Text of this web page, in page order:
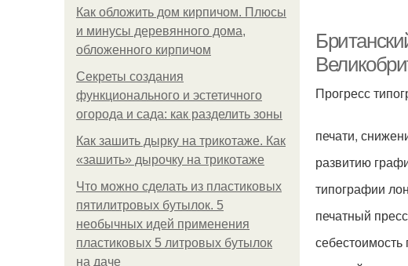
Как обложить дом кирпичом. Плюсы
и минусы деревянного дома,
обложенного кирпичом
Секреты создания
функционального и эстетичного
огорода и сада: как разделить зоны
Как зашить дырку на трикотаже. Как
«зашить» дырочку на трикотаже
Что можно сделать из пластиковых
пятилитровых бутылок. 5
необычных идей применения
пластиковых 5 литровых бутылок
на даче
Прогресс
печати,
развитию
типографии
печатный
себестоимость